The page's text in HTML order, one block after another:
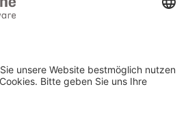
(13)
(10)
(4)